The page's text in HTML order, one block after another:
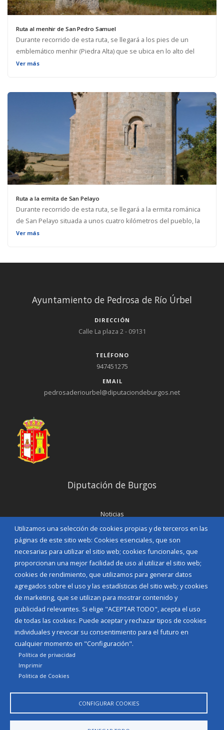
Ruta al menhir de San Pedro Samuel
Durante recorrido de esta ruta, se llegará a los pies de un
emblemático menhir (Piedra Alta) que se ubica en lo alto del
páramo, junto a un parque eólico. Además, en el libro "Piedra
consultar más información sobre el tema en el siguiente enlace.
Ver más
Ruta a la ermita de San Pelayo
Durante recorrido de esta ruta, se llegará a la ermita románica
de San Pelayo situada a unos cuatro kilómetros del pueblo, la
cual ha sido recuperada recientemente.
Ver más
Utilizamos una selección de cookies propias y de terceros en las
páginas de este sitio web: Cookies esenciales, que son
necesarias para utilizar el sitio web; cookies funcionales, que
proporcionan una mejor facilidad de uso al utilizar el sitio web;
cookies de rendimiento, que utilizamos para generar datos
agregados sobre el uso y las estadísticas del sitio web; y cookies
de marketing, que se utilizan para mostrar contenido y
publicidad relevantes. Si elige "ACEPTAR TODO", acepta el uso
de todas las cookies. Puede aceptar y rechazar tipos de cookies
individuales y revocar su consentimiento para el futuro en
cualquier momento en "Configuración".
Política de privacidad
Imprimir
Politica de Cookies
CONFIGURAR COOKIES
Ayuntamiento de Pedrosa de Río Úrbel
DIRECCIÓN
Calle La plaza 2 - 09131
TELÉFONO
947451275
EMAIL
pedrosaderiourbel@diputaciondeburgos.net
Diputación de Burgos
Noticias
Eventos
Corporación Municipal
Teléfonos de interés
INICIAR SESIÓN
MAPA WEB